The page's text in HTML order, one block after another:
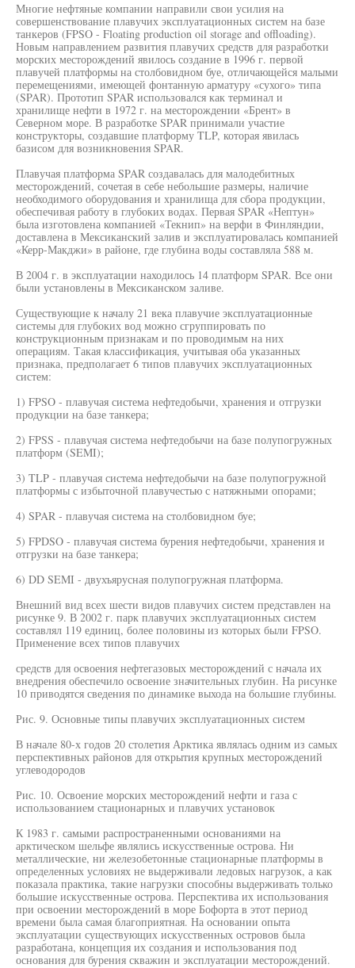
Многие нефтяные компании направили свои усилия на
совершенствование плавучих эксплуатационных систем на базе
танкеров (FPSO - Floating production oil storage and offloading).
Новым направлением развития плавучих средств для разработки
морских месторождений явилось создание в 1996 г. первой
плавучей платформы на столбовидном буе, отличающейся малыми
перемещениями, имеющей фонтанную арматуру «сухого» типа
(SPAR). Прототип SPAR использовался как терминал и
хранилище нефти в 1972 г. на месторождении «Брент» в
Северном море. В разработке SPAR принимали участие
конструкторы, создавшие платформу TLP, которая явилась
базисом для возникновения SPAR.
Плавучая платформа SPAR создавалась для малодебитных
месторождений, сочетая в себе небольшие размеры, наличие
необходимого оборудования и хранилища для сбора продукции,
обеспечивая работу в глубоких водах. Первая SPAR «Нептун»
была изготовлена компанией «Текнип» на верфи в Финляндии,
доставлена в Мексиканский залив и эксплуатировалась компанией
«Керр-Макджи» в районе, где глубина воды составляла 588 м.
В 2004 г. в эксплуатации находилось 14 платформ SPAR. Все они
были установлены в Мексиканском заливе.
Существующие к началу 21 века плавучие эксплуатационные
системы для глубоких вод можно сгруппировать по
конструкционным признакам и по проводимым на них
операциям. Такая классификация, учитывая оба указанных
признака, предполагает 6 типов плавучих эксплуатационных
систем:
1) FPSO - плавучая система нефтедобычи, хранения и отгрузки
продукции на базе танкера;
2) FPSS - плавучая система нефтедобычи на базе полупогружных
платформ (SEMI);
3) TLP - плавучая система нефтедобычи на базе полупогружной
платформы с избыточной плавучестью с натяжными опорами;
4) SPAR - плавучая система на столбовидном буе;
5) FPDSO - плавучая система бурения нефтедобычи, хранения и
отгрузки на базе танкера;
6) DD SEMI - двухъярусная полупогружная платформа.
Внешний вид всех шести видов плавучих систем представлен на
рисунке 9. В 2002 г. парк плавучих эксплуатационных систем
составлял 119 единиц, более половины из которых были FPSO.
Применение всех типов плавучих
средств для освоения нефтегазовых месторождений с начала их
внедрения обеспечило освоение значительных глубин. На рисунке
10 приводятся сведения по динамике выхода на большие глубины.
Рис. 9. Основные типы плавучих эксплуатационных систем
В начале 80-х годов 20 столетия Арктика являлась одним из самых
перспективных районов для открытия крупных месторождений
углеводородов
Рис. 10. Освоение морских месторождений нефти и газа с
использованием стационарных и плавучих установок
К 1983 г. самыми распространенными основаниями на
арктическом шельфе являлись искусственные острова. Ни
металлические, ни железобетонные стационарные платформы в
определенных условиях не выдерживали ледовых нагрузок, а как
показала практика, такие нагрузки способны выдерживать только
большие искусственные острова. Перспектива их использования
при освоении месторождений в море Бофорта в этот период
времени была самая благоприятная. На основании опыта
эксплуатации существующих искусственных островов была
разработана, концепция их создания и использования под
основания для бурения скважин и эксплуатации месторождений.